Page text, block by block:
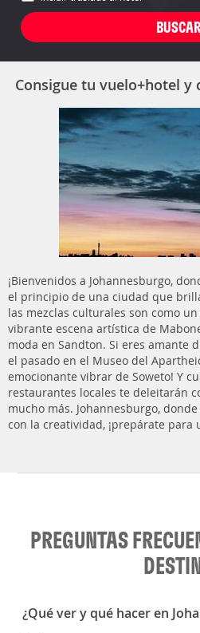
Consigue tu vuelo+hotel y
¡Bienvenidos a Johannesburgo,
el principio de una ciudad que
las mezclas culturales son como
vibrante escena artística de
moda en Sandton. Si eres amante
el pasado en el Museo del
emocionante vibrar de Soweto! Y
restaurantes locales te deleitarán
mucho más. Johannesburgo,
con la creatividad, ¡prepárate para
PREGUNTAS
¿Qué ver y qué hacer en